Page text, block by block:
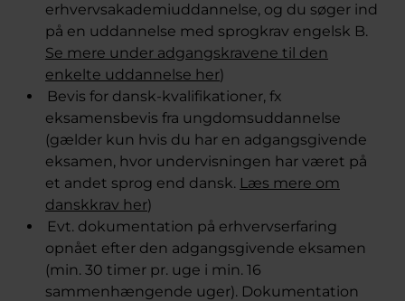
erhvervsakademiuddannelse, og du søger ind
på en uddannelse med sprogkrav engelsk B.
Se mere under adgangskravene til den
enkelte uddannelse her)
Bevis for dansk-kvalifikationer, fx
eksamensbevis fra ungdomsuddannelse
(gælder kun hvis du har en adgangsgivende
eksamen, hvor undervisningen har været på
et andet sprog end dansk. Læs mere om
danskkrav her)
Evt. dokumentation på erhvervserfaring
opnået efter den adgangsgivende eksamen
(min. 30 timer pr. uge i min. 16
sammenhængende uger). Dokumentation